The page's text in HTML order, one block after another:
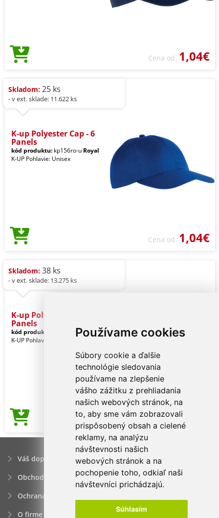
Používame cookies
Súbory cookie a ďalšie
technológie sledovania
používame na zlepšenie
vášho zážitku z prehliadania
našich webových stránok, na
to, aby sme vám zobrazovali
prispôsobený obsah a cielené
reklamy, na analýzu
návštevnosti našich
webových stránok a na
pochopenie toho, odkiaľ naši
návštevníci prichádzajú.
Súhlasím
Cena od 1,04€
Skladom: 25 ks
- v ext. sklade: 11.622 ks
K-up Polyester Cap - 6
Panels
kód produktu: kp156ro-u Royal
K-UP Pohlavie: Unisex
Cena od 1,04€
Skladom: 38 ks
- v ext. sklade: 13.275 ks
K-up Polyester Cap - 5
Panels
kód produktu: kp157nv-uNavy
K-UP Pohlavie: Unisex
Cena od 1,04€
Váš dopyt
Obchodné podmienky
Ochrana osobných údajov
O firme